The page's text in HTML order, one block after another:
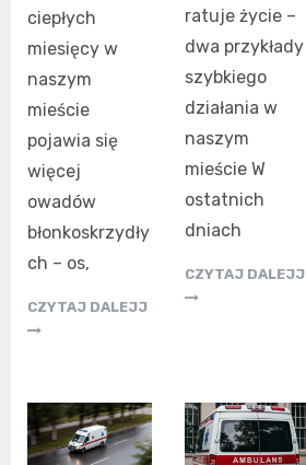
ciepłych
miesięcy w
naszym
mieście
pojawia się
więcej
owadów
błonkoskrzydły
ch – os,
CZYTAJ DALEJJ
ratuje życie –
dwa przykłady
szybkiego
działania w
naszym
mieście W
ostatnich
dniach
CZYTAJ DALEJJ